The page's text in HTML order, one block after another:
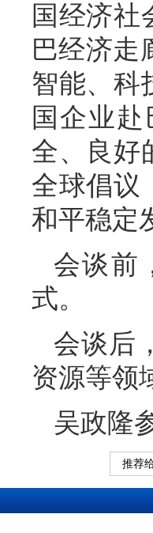
国经济社
巴经济走
智能、科
国企业
全、良好
全球倡议
和平稳定
会谈前
式。
会谈后
资源等领
吴政隆
推荐